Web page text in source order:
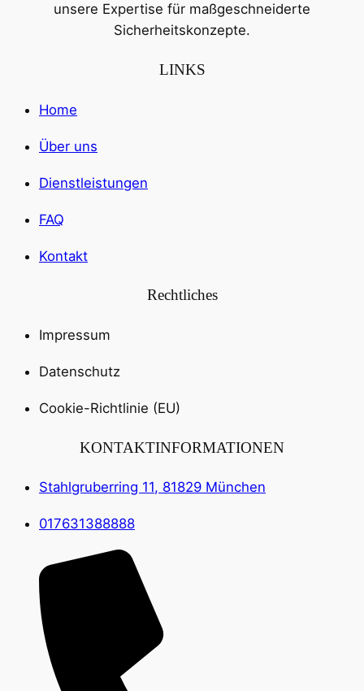
unsere Expertise für maßgeschneiderte
Sicherheitskonzepte.
LINKS
Home
Über uns
Dienstleistungen
FAQ
Kontakt
Rechtliches
Impressum
Datenschutz
Cookie-Richtlinie (EU)
KONTAKTINFORMATIONEN
Stahlgruberring 11, 81829 München
017631388888